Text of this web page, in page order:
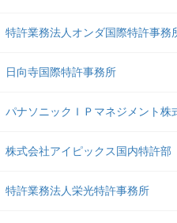
特許業務法人オンダ国際特許事務
日向寺国際特許事務所
パナソニックＩＰマネジメント株
株式会社アイピックス国内特許部
特許業務法人栄光特許事務所